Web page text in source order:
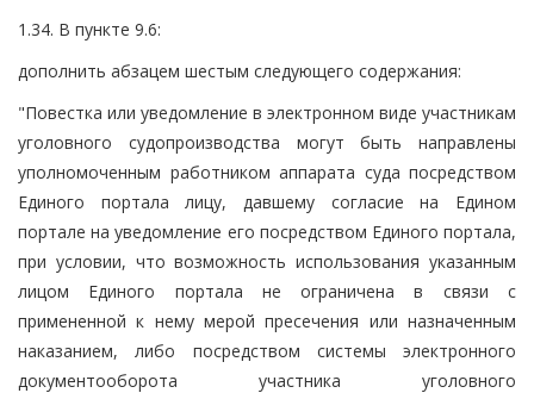
1.34. В пункте 9.6:
дополнить абзацем шестым следующего содержания:
"Повестка или уведомление в электронном виде участникам
уголовного судопроизводства могут быть направлены
уполномоченным работником аппарата суда посредством
Единого портала лицу, давшему согласие на Едином
портале на уведомление его посредством Единого портала,
при условии, что возможность использования указанным
лицом Единого портала не ограничена в связи с
примененной к нему мерой пресечения или назначенным
наказанием, либо посредством системы электронного
документооборота участника уголовного